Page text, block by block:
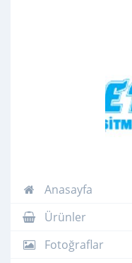
Anasayfa
Ürünler
Fotoğraflar